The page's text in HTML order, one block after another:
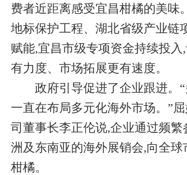
费者近距离感受宜昌柑橘的美味
地标保护工程、湖北省级产业链
赋能,宜昌市级专项资金持续投入
有力度、市场拓展更有速度。
政府引导促进了企业跟进。“
一直在布局多元化海外市场。”
司董事长李正伦说,企业通过频繁
洲及东南亚的海外展销会,向全球
柑橘。